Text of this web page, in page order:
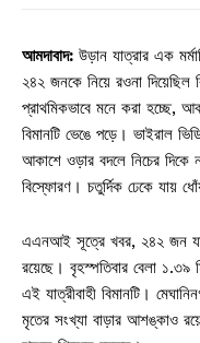
আমদাবাদ: উড়ান যাত্রার এক
২৪২ জনকে নিয়ে রওনা
প্রাথমিকভাবে মনে করা হচ্ছে,
বিমানটি ভেঙে পড়ে। ভাইরাল
আকাশে ওড়ার বদলে নিচের দিকে
বিস্ফোরণ। চতুর্দিক ঢেকে যায়
এএনআই সূত্রে খবর, ২৪২ জন
রয়েছে। বৃহস্পতিবার বেলা ১.৩৯
এই যাত্রীবাহী বিমানটি।
মৃতের সংখ্যা বাড়ার আশঙ্কাও